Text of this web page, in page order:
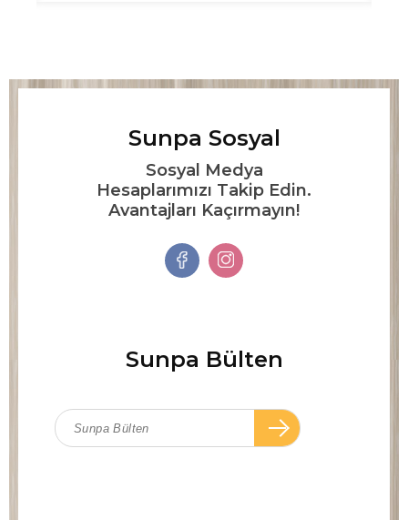
Sunpa Sosyal
Sosyal Medya
Hesaplarımızı Takip Edin.
Avantajları Kaçırmayın!
Sunpa Bülten